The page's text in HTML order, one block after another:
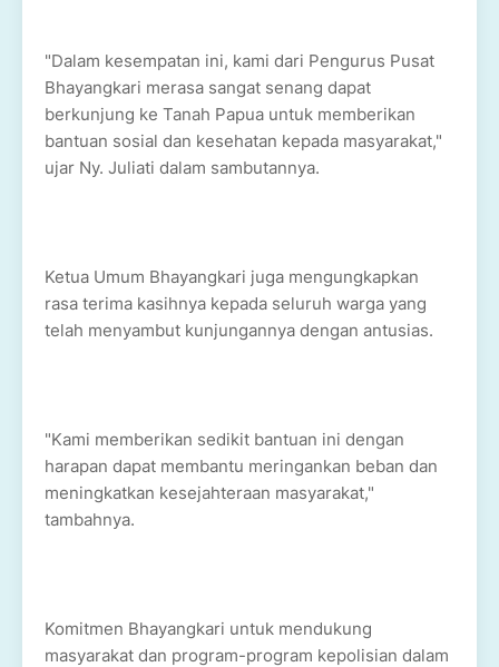
"Dalam kesempatan ini, kami dari Pengurus Pusat
Bhayangkari merasa sangat senang dapat
berkunjung ke Tanah Papua untuk memberikan
bantuan sosial dan kesehatan kepada masyarakat,"
ujar Ny. Juliati dalam sambutannya.
Ketua Umum Bhayangkari juga mengungkapkan
rasa terima kasihnya kepada seluruh warga yang
telah menyambut kunjungannya dengan antusias.
"Kami memberikan sedikit bantuan ini dengan
harapan dapat membantu meringankan beban dan
meningkatkan kesejahteraan masyarakat,"
tambahnya.
Komitmen Bhayangkari untuk mendukung
masyarakat dan program-program kepolisian dalam